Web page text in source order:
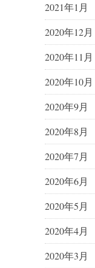
2021年1月
2020年12月
2020年11月
2020年10月
2020年9月
2020年8月
2020年7月
2020年6月
2020年5月
2020年4月
2020年3月